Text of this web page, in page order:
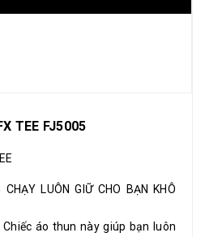
TEE FJ5005
LUÔN GIỮ CHO BẠN KHÔ
áo thun này giúp bạn luôn